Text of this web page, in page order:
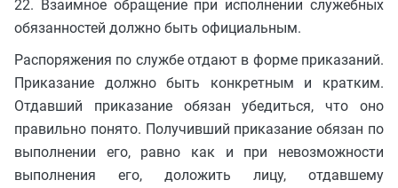
22. Взаимное обращение при исполнении служебных
обязанностей должно быть официальным.
Распоряжения по службе отдают в форме приказаний.
Приказание должно быть конкретным и кратким.
Отдавший приказание обязан убедиться, что оно
правильно понято. Получивший приказание обязан по
выполнении его, равно как и при невозможности
выполнения его, доложить лицу, отдавшему